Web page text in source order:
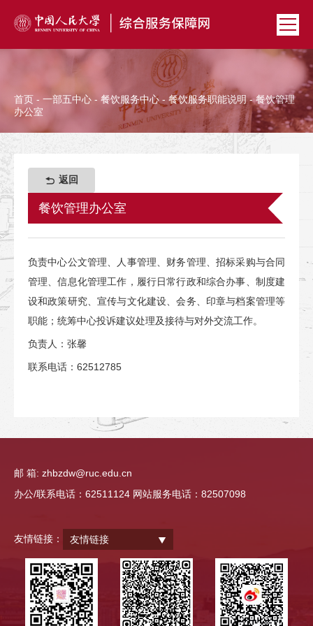
首页 - 一部五中心 - 餐饮服务中心 - 餐饮服务职能说明- 餐饮管理
办公室
餐饮管理办公室
返回
负责中心公文管理、人事管理、财务管理、招标采购与合同
管理、信息化管理工作，履行日常行政和综合办事、制度建
设和政策研究、宣传与文化建设、会务、印章与档案管理等
职能；统筹中心投诉建议处理及接待与对外交流工作。
负责人：张馨
联系电话：62512785
邮 箱: zhbzdw@ruc.edu.cn
办公/联系电话：62511124 网站服务电话：82507098
友情链接： 友情链接